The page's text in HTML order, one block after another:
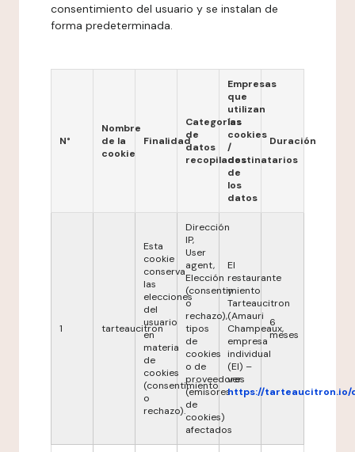
consentimiento del usuario y se instalan de
forma predeterminada.
N°
Nombre
de la
cookie
Finalidad
Categorías
de
datos
recopilados
Empresas
que
utilizan
las
cookies
/
destinatarios
de
los
datos
Duración
1 tarteaucitron
Esta
cookie
conserva
las
elecciones
del
usuario
en
materia
de
cookies
(consentimiento
o
rechazo).
Dirección
IP,
User
agent,
Elección
(consentimiento
o
rechazo),
tipos
de
cookies
o de
proveedores
(emisores
de
cookies)
afectados
El
restaurante
y
Tarteaucitron
(Amauri
Champeaux,
empresa
individual
(EI) –
ver
https://tarteaucitron.io/
6
meses